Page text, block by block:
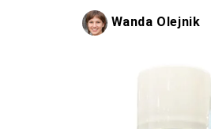
Wanda Olejnik